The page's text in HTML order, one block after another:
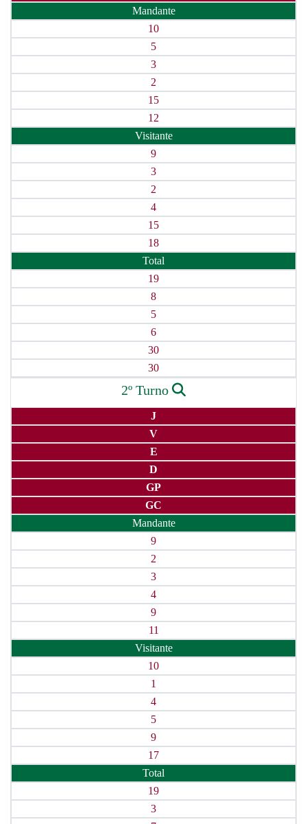
Mandante
10
5
3
2
15
12
Visitante
9
3
2
4
15
18
Total
19
8
5
6
30
30
2º Turno
J
V
E
D
GP
GC
Mandante
9
2
3
4
9
11
Visitante
10
1
4
5
9
17
Total
19
3